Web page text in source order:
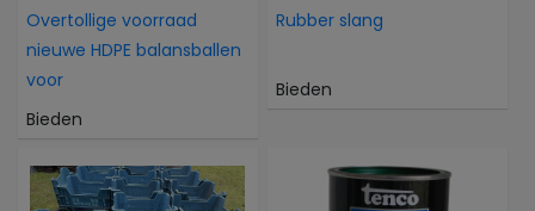
Overtollige voorraad
nieuwe HDPE balansballen
voor
Bieden
Rubber slang
Bieden